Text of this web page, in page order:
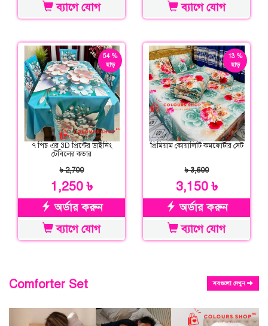
ব্যাগে যোগ
ব্যাগে যোগ
54 %
ছাড়
৭ পিচ এর 3D প্রিন্টের ডাইনিং
টেবিলের কভার
৳ 2,700
1,250 ৳
অর্ডার করুন
ব্যাগে যোগ
13 %
ছাড়
প্রিমিয়াম কোয়ালিটি কমফোর্টার সেট
৳ 3,600
3,150 ৳
অর্ডার করুন
ব্যাগে যোগ
Comforter Set সবগুলো দেখুন